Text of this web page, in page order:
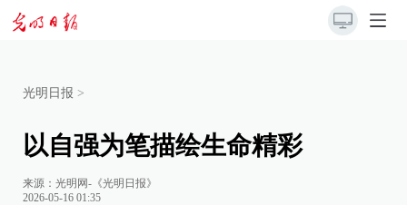
光明日报 >
以自强为笔描绘生命精彩
来源： 光明网-《光明日报》
2026-05-16 01:35